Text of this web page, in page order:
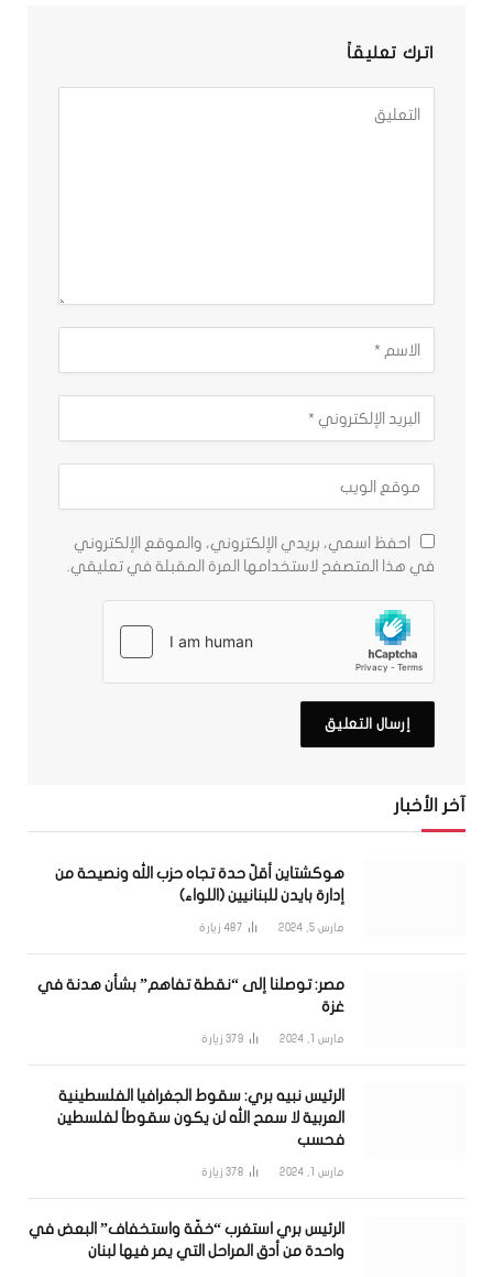
اترك تعليقاً
احفظ اسمي، بريدي الإلكتروني، والموقع الإلكتروني
في هذا المتصفح لاستخدامها المرة المقبلة في تعليقي.
آخر الأخبار
هوكشتاين أقلّ حدة تجاه حزب الله ونصيحة من
إدارة بايدن للبنانيين (اللواء)
مارس 5, 2024 487 زيارة
مصر: توصلنا إلى “نقطة تفاهم” بشأن هدنة في
غزة
مارس 1, 2024 379 زيارة
الرئيس نبيه بري: سقوط الجغرافيا الفلسطينية
العربية لا سمح الله لن يكون سقوطاً لفلسطين
فحسب
مارس 1, 2024 378 زيارة
الرئيس بري استغرب “خفّة واستخفاف” البعض في
واحدة من أدق المراحل التي يمر فيها لبنان